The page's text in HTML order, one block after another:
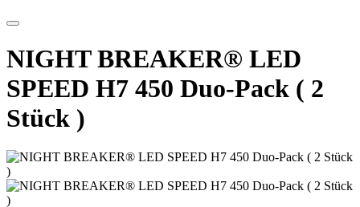
NIGHT BREAKER® LED
SPEED H7 450 Duo-Pack ( 2
Stück )